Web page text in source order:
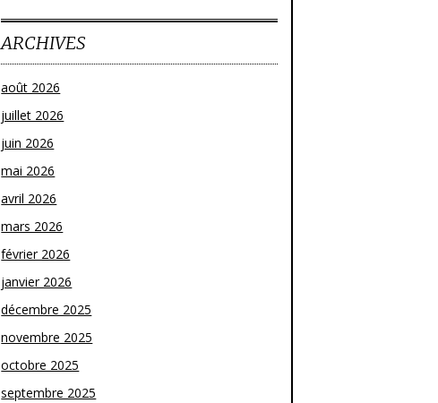
ARCHIVES
août 2026
juillet 2026
juin 2026
mai 2026
avril 2026
mars 2026
février 2026
janvier 2026
décembre 2025
novembre 2025
octobre 2025
septembre 2025